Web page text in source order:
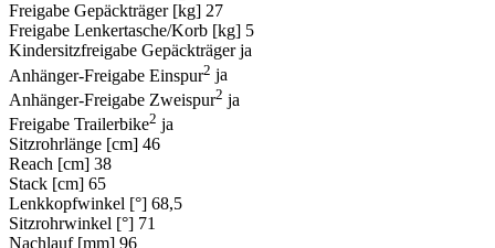
Freigabe Gepäckträger [kg] 27
Freigabe Lenkertasche/Korb [kg] 5
Kindersitzfreigabe Gepäckträger ja
Anhänger-Freigabe Einspur2 ja
Anhänger-Freigabe Zweispur2 ja
Freigabe Trailerbike2 ja
Sitzrohrlänge [cm] 46
Reach [cm] 38
Stack [cm] 65
Lenkkopfwinkel [°] 68,5
Sitzrohrwinkel [°] 71
Nachlauf [mm] 96